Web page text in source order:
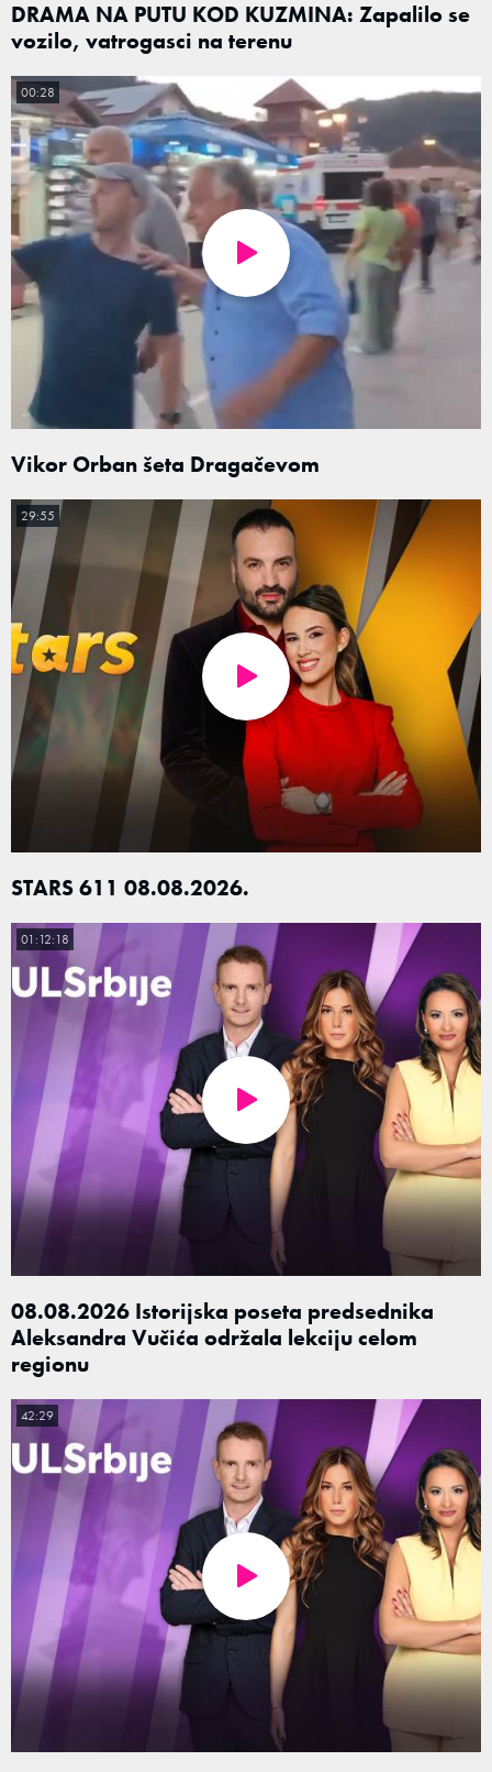
DRAMA NA PUTU KOD KUZMINA: Zapalilo se
vozilo, vatrogasci na terenu
Vikor Orban šeta Dragačevom
00:28
STARS 611 08.08.2026.
29:55
08.08.2026 Istorijska poseta predsednika
Aleksandra Vučića održala lekciju celom
regionu
01:12:18
42:29